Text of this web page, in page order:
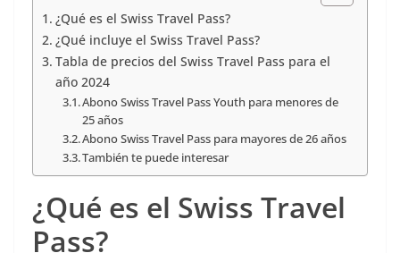
¿Qué es el Swiss Travel Pass?
¿Qué incluye el Swiss Travel Pass?
Tabla de precios del Swiss Travel Pass para el
año 2024
Abono Swiss Travel Pass Youth para menores de
25 años
Abono Swiss Travel Pass para mayores de 26 años
También te puede interesar
¿Qué es el Swiss Travel
Pass?